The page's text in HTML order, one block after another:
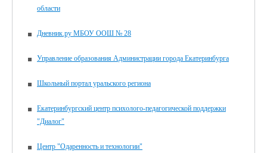
области
Дневник.ру МБОУ ООШ № 28
Управление образования Администрации города Екатеринбурга
Школьный портал уральского региона
Екатеринбургский центр психолого-педагогической поддержки
"Диалог"
Центр "Одаренность и технологии"